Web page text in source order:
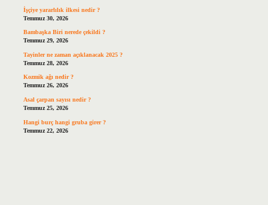
İşçiye yararlılık ilkesi nedir ?
Temmuz 30, 2026
Bambaşka Biri nerede çekildi ?
Temmuz 29, 2026
Tayinler ne zaman açıklanacak 2025 ?
Temmuz 28, 2026
Kozmik ağı nedir ?
Temmuz 26, 2026
Asal çarpan sayısı nedir ?
Temmuz 25, 2026
Hangi burç hangi gruba girer ?
Temmuz 22, 2026